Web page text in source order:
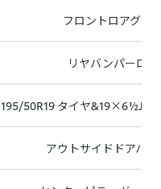
フロントロアグリ
リヤバンパーロア
195/50R19 タイヤ&19×6½J ア
アウトサイドドアハン